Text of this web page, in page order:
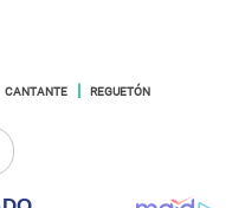
CANTANTE REGUETÓN